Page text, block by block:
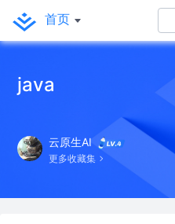
首页
java
云原生AI
更多收藏集